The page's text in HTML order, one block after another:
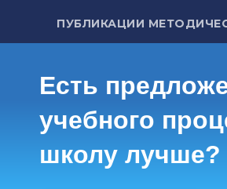
ПУБЛИКАЦИИ
Есть
учебного
школу лучше?